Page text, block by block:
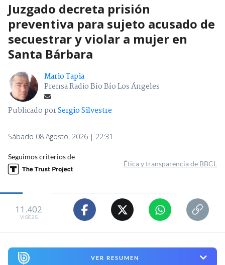
Juzgado decreta prisión
preventiva para sujeto acusado de
secuestrar y violar a mujer en
Santa Bárbara
Mario Tapia
Prensa Radio Bío Bío Los Ángeles
Publicado porSergio Silvestre
Sábado 08 Agosto, 2026 | 22:31
Seguimos criterios de
Ética y transparencia de BBCL
11.402
visitas
VER RESUMEN